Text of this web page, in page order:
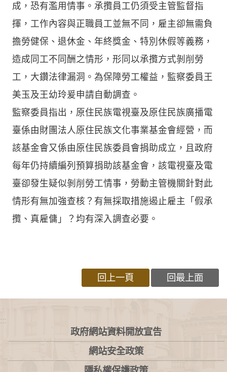
成，恐有濫用情事。承攬員工仍須受主管監督指
揮，工作內容與正職員工並無不同，雇主卻無需負
擔勞健保、退休金、年終獎金、特別休假等義務，
造成同工不同酬之情形，形同以承攬方式剝削勞
工，大鑽法律漏洞。為保障勞工權益，監察委員王
美玉及王幼玲爰申請自動調查。
監察委員指出，原住民族電視臺及原住民族廣播電
臺係由財團法人原住民族文化事業基金會經營，而
該基金會又係由原住民族委員會捐助成立，且政府
每年仍持續編列預算捐助該基金會，該電視臺及電
臺卻發生疑似剝削勞工情事，勞動主管機關針對此
情形有無加強查核？有無採取措施遏止雇主「假承
攬、真雇傭」？均有深入調查必要。
回上一頁 回最上面
:::
政府網站資料開放宣告
網站安全政策